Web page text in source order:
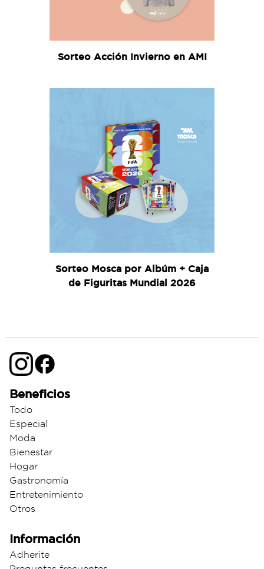
Sorteo Acción Invierno en AMI
Sorteo Mosca por Albúm + Caja
de Figuritas Mundial 2026
Beneficios
Todo
Especial
Moda
Bienestar
Hogar
Gastronomía
Entretenimiento
Otros
Información
Adherite